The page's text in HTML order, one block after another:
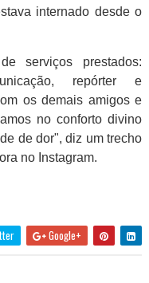
internado desde o
serviços prestados:
repórter e
os demais amigos e
no conforto divino
de dor", diz um trecho
no Instagram.
Google+